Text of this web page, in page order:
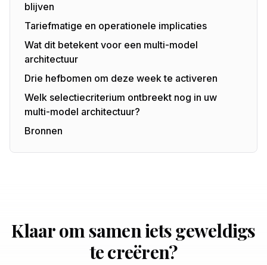
blijven
Tariefmatige en operationele implicaties
Wat dit betekent voor een multi-model
architectuur
Drie hefbomen om deze week te activeren
Welk selectiecriterium ontbreekt nog in uw
multi-model architectuur?
Bronnen
Klaar om samen iets geweldigs
te creëren?